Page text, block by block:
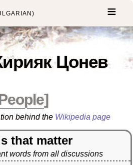
Цонев
]
behind the Wikipedia page
that matter
words from all discussions